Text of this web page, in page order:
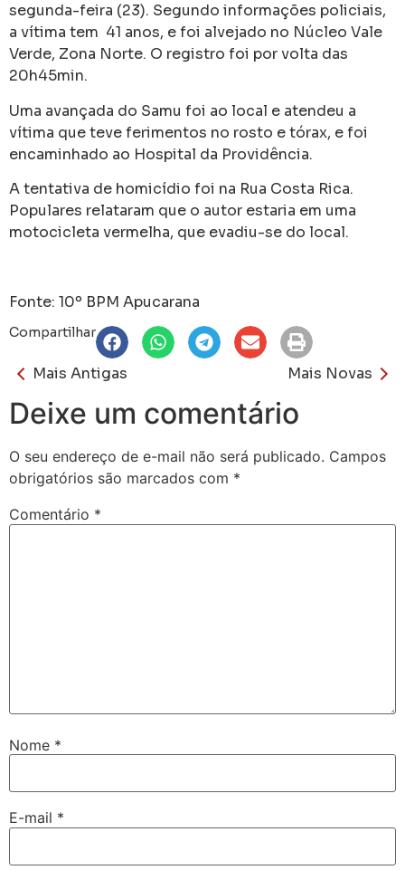
segunda-feira (23). Segundo informações policiais,
a vítima tem 41 anos, e foi alvejado no Núcleo Vale
Verde, Zona Norte. O registro foi por volta das
20h45min.
Uma avançada do Samu foi ao local e atendeu a
vítima que teve ferimentos no rosto e tórax, e foi
encaminhado ao Hospital da Providência.
A tentativa de homicídio foi na Rua Costa Rica.
Populares relataram que o autor estaria em uma
motocicleta vermelha, que evadiu-se do local.
Fonte: 10º BPM Apucarana
Compartilhar
Mais Antigas Mais Novas
Deixe um comentário
O seu endereço de e-mail não será publicado. Campos
obrigatórios são marcados com *
Comentário *
Nome *
E-mail *